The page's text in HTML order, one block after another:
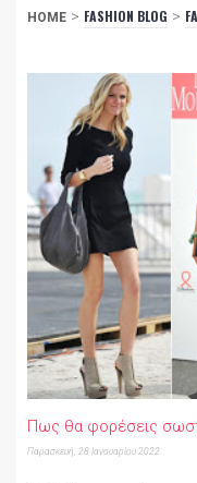
HOME > FASHION BLOG >
Πως θα φορέσεις
Παρασκευή, 28 Ιανουαρίου 2022